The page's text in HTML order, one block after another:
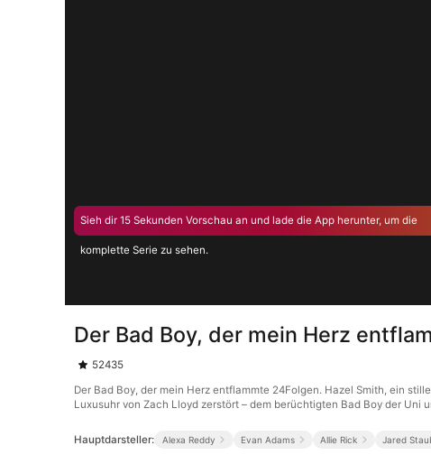
Sieh dir 15 Sekunden Vorschau an und lade die App herunter, um die
komplette Serie zu sehen.
Der Bad Boy, der mein Herz
52435
Der Bad Boy, der mein Herz entflammte 24Folgen. Hazel Smith, ein
Luxusuhr von Zach Lloyd zerstört – dem berüchtigten Bad Boy der Uni
Hauptdarsteller: Alexa Reddy Evan Adams Allie Rick Jared